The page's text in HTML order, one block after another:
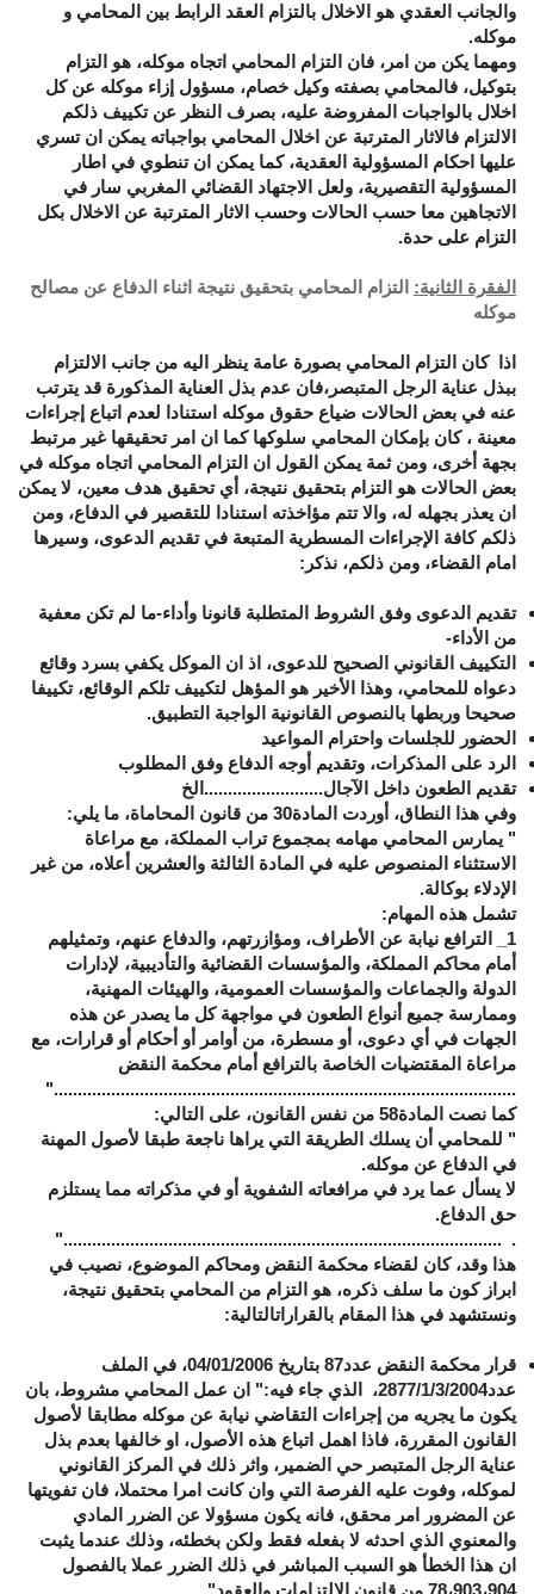
والجانب العقدي هو الاخلال بالتزام العقد الرابط بين المحامي و
موكله.
ومهما يكن من امر، فان التزام المحامي اتجاه موكله، هو التزام
بتوكيل، فالمحامي بصفته وكيل خصام، مسؤول إزاء موكله عن كل
اخلال بالواجبات المفروضة عليه، بصرف النظر عن تكييف ذلكم
الالتزام فالاثار المترتبة عن اخلال المحامي بواجباته يمكن ان تسري
عليها احكام المسؤولية العقدية، كما يمكن ان تنطوي في اطار
المسؤولية التقصيرية، ولعل الاجتهاد القضائي المغربي سار في
الاتجاهين معا حسب الحالات وحسب الاثار المترتبة عن الاخلال بكل
التزام على حدة.
الفقرة الثانية: التزام المحامي بتحقيق نتيجة اثناء الدفاع عن مصالح
موكله
اذا كان التزام المحامي بصورة عامة ينظر اليه من جانب الالتزام
ببذل عناية الرجل المتبصر،فان عدم بذل العناية المذكورة قد يترتب
عنه في بعض الحالات ضياع حقوق موكله استنادا لعدم اتباع إجراءات
معينة ، كان بإمكان المحامي سلوكها كما ان امر تحقيقها غير مرتبط
بجهة أخرى، ومن ثمة يمكن القول ان التزام المحامي اتجاه موكله في
بعض الحالات هو التزام بتحقيق نتيجة، أي تحقيق هدف معين، لا يمكن
ان يعذر بجهله له، والا تتم مؤاخذته استنادا للتقصير في الدفاع، ومن
ذلكم كافة الإجراءات المسطرية المتبعة في تقديم الدعوى، وسيرها
امام القضاء، ومن ذلكم، نذكر:
تقديم الدعوى وفق الشروط المتطلبة قانونا وأداء-ما لم تكن معفية
من الأداء-
التكييف القانوني الصحيح للدعوى، اذ ان الموكل يكفي بسرد وقائع
دعواه للمحامي، وهذا الأخير هو المؤهل لتكييف تلكم الوقائع، تكييفا
صحيحا وربطها بالنصوص القانونية الواجبة التطبيق.
الحضور للجلسات واحترام المواعيد
الرد على المذكرات، وتقديم أوجه الدفاع وفق المطلوب
تقديم الطعون داخل الآجال.........................الخ
وفي هذا النطاق، أوردت المادة30 من قانون المحاماة، ما يلي:
" يمارس المحامي مهامه بمجموع تراب المملكة، مع مراعاة
الاستثناء المنصوص عليه في المادة الثالثة والعشرين أعلاه، من غير
الإدلاء بوكالة.
تشمل هذه المهام:
1_ الترافع نيابة عن الأطراف، ومؤازرتهم، والدفاع عنهم، وتمثيلهم
أمام محاكم المملكة، والمؤسسات القضائية والتأديبية، لإدارات
الدولة والجماعات والمؤسسات العمومية، والهيئات المهنية،
وممارسة جميع أنواع الطعون في مواجهة كل ما يصدر عن هذه
الجهات في أي دعوى، أو مسطرة، من أوامر أو أحكام أو قرارات، مع
مراعاة المقتضيات الخاصة بالترافع أمام محكمة النقض
................................................................................................."
كما نصت المادة58 من نفس القانون، على التالي:
" للمحامي أن يسلك الطريقة التي يراها ناجعة طبقا لأصول المهنة
في الدفاع عن موكله.
لا يسأل عما يرد في مرافعاته الشفوية أو في مذكراته مما يستلزم
حق الدفاع.
. ............................................................................................"
هذا وقد، كان لقضاء محكمة النقض ومحاكم الموضوع، نصيب في
ابراز كون ما سلف ذكره، هو التزام من المحامي بتحقيق نتيجة،
ونستشهد في هذا المقام بالقراراتالتالية:
قرار محكمة النقض عدد87 بتاريخ 04/01/2006، في الملف
عدد2877/1/3/2004، الذي جاء فيه:"
ان عمل المحامي مشروط، بان
يكون ما يجريه من إجراءات التقاضي نيابة عن موكله مطابقا لأصول
القانون المقررة، فاذا اهمل اتباع هذه الأصول، او خالفها بعدم بذل
عناية الرجل المتبصر حي الضمير، واثر ذلك في المركز القانوني
لموكله، وفوت عليه الفرصة التي وان كانت امرا محتملا، فان تفويتها
عن المضرور امر محقق، فانه يكون مسؤولا عن الضرر المادي
والمعنوي الذي احدثه لا بفعله فقط ولكن بخطئه، وذلك عندما يثبت
ان هذا الخطأ هو السبب المباشر في ذلك الضرر عملا بالفصول
78،903،904 من قانون الالتزامات والعقود
".